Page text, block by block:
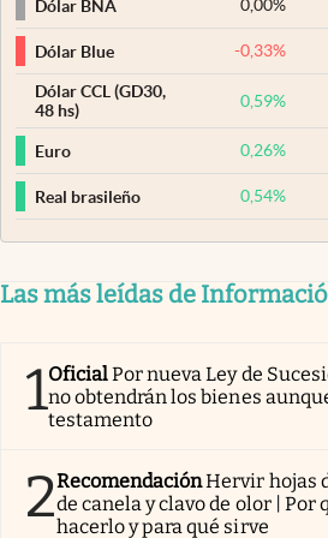
Dólar BNA
0,00%
Dólar Blue -0,33%
Dólar CCL (GD30,
48 hs)
0,59%
Euro 0,26%
Real brasileño 0,54%
Las más leídas de
1OficialPor nueva Ley de
no obtendrán los bienes
testamento
2RecomendaciónHervir hojas
de canela y clavo de olor | Por
hacerlo y para qué sirve